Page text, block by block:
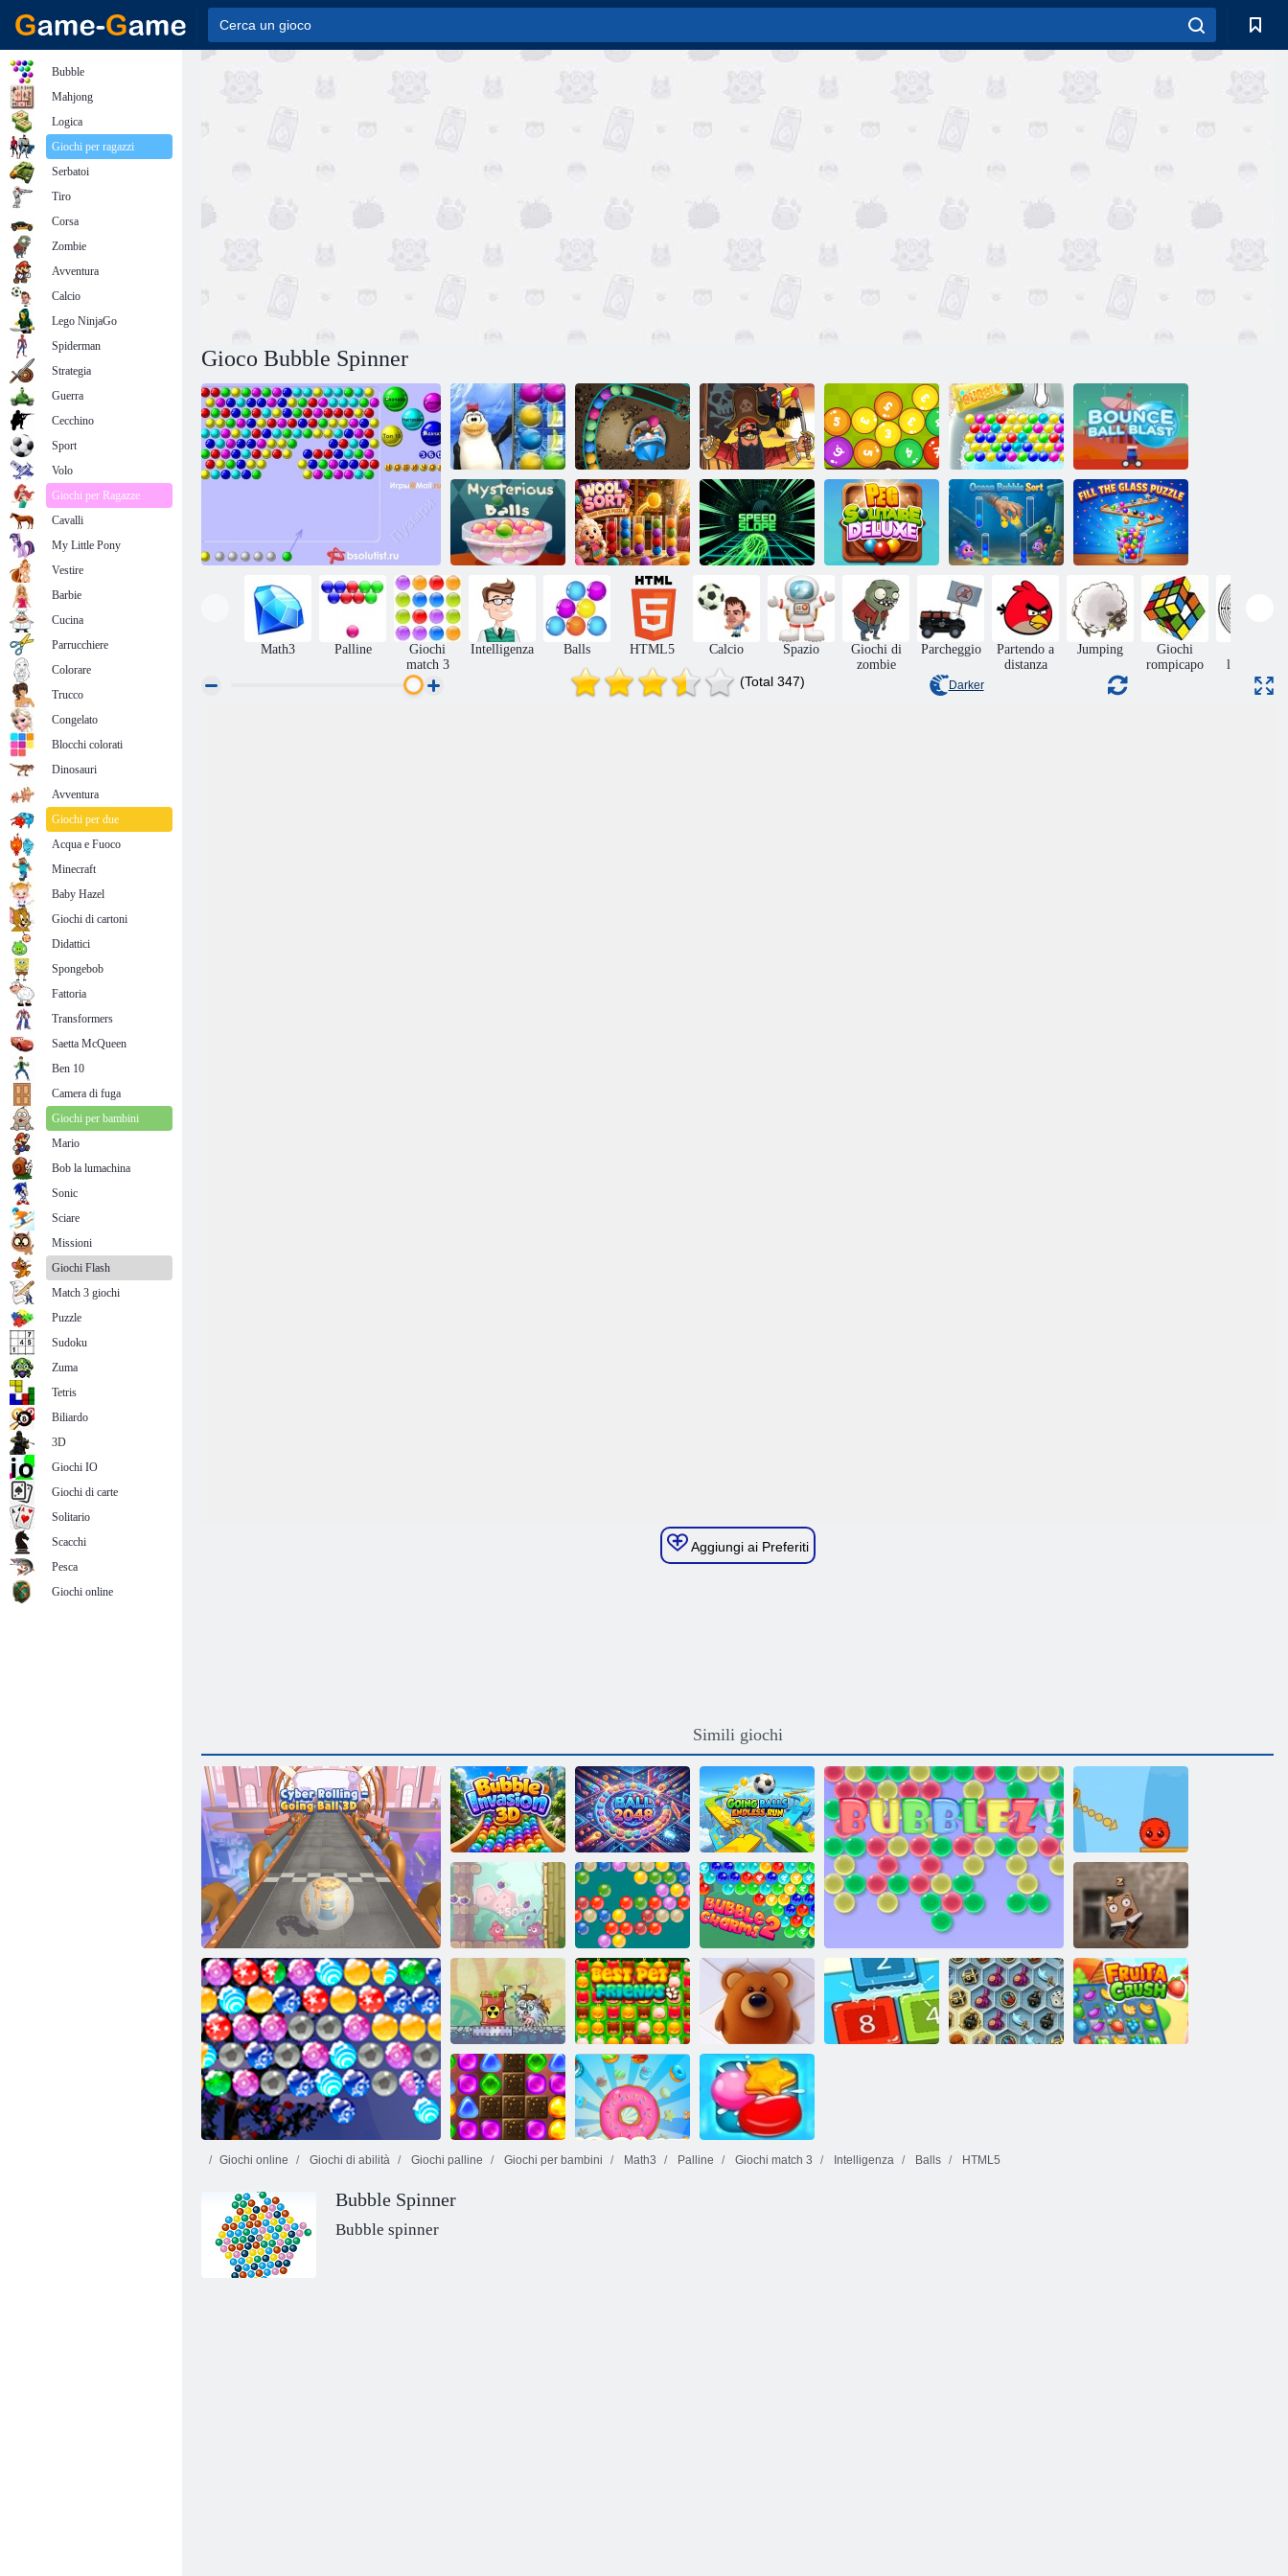
Gioco Bubble Spinner
Frutta Arctic Lo stregone Pirate Bolle Palloni Math Bolla
Bounce Ball
Blast
Palle misteriose
Puzzle di colori
del filato di lana
Pendenza della
velocità
Solitario Peg
Deluxe
Ordinamento di
bolle oceaniche
Riempi il puzzle
di vetro
Math3 Palline
Giochi
match 3
Intelligenza Balls HTML5 Calcio Spazio
Giochi di
zombie
Parcheggio
Partendo a
distanza
Jumping
Giochi
rompicapo
labirinto
(Total 347) Darker
Aggiungi ai Preferiti
Simili giochi
Cyber Rolling - Palla che va in 3D
Invasione di
bolle 3D
Palla 2048
Corsa senza fine
di Going Balls
Red and Green 2
Pomme Pomme Spara bolle
Charms Bubble
2
Sveglia la
scatola 2
Cannone laser
Top Favoriti
Amici
Linee animali
Giochi online Giochi di abilità Giochi palline Giochi per bambini Math3 Palline Giochi match 3 Intelligenza Balls HTML5
Bubble Spinner
Bubble spinner
Bubble
Mahjong
Logica
Giochi per ragazzi
Serbatoi
Tiro
Corsa
Zombie
Avventura
Calcio
Lego NinjaGo
Spiderman
Strategia
Guerra
Cecchino
Sport
Volo
Giochi per Ragazze
Cavalli
My Little Pony
Vestire
Barbie
Cucina
Parrucchiere
Colorare
Trucco
Congelato
Blocchi colorati
Dinosauri
Avventura
Giochi per due
Acqua e Fuoco
Minecraft
Baby Hazel
Giochi di cartoni
Didattici
Spongebob
Fattoria
Transformers
Saetta McQueen
Ben 10
Camera di fuga
Giochi per bambini
Mario
Bob la lumachina
Sonic
Sciare
Missioni
Giochi Flash
Match 3 giochi
Puzzle
Sudoku
Zuma
Tetris
Biliardo
3D
Giochi IO
Giochi di carte
Solitario
Scacchi
Pesca
Giochi online